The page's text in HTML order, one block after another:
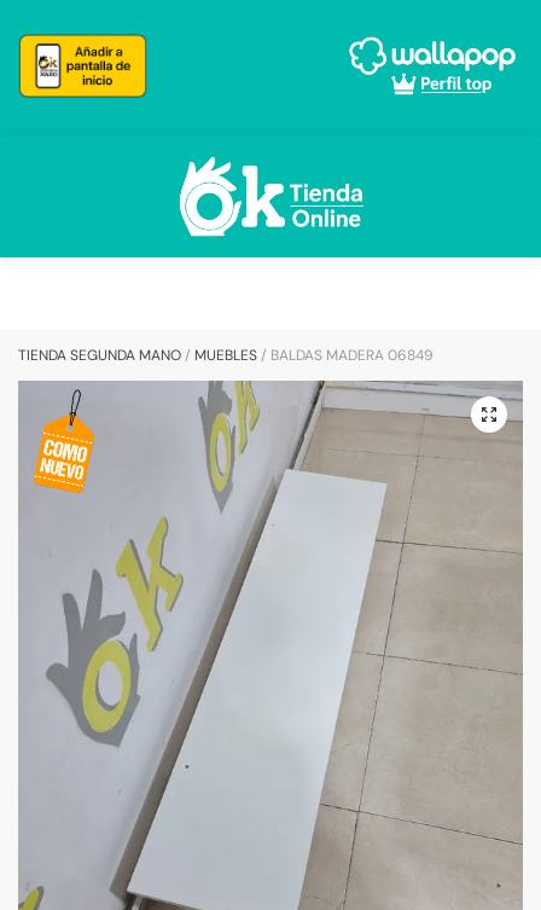
navigation
content
TIENDA SEGUNDA MANO/ MUEBLES/ BALDAS MADERA 06849